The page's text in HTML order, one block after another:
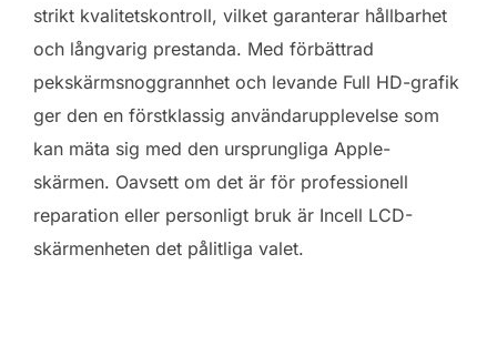
strikt kvalitetskontroll, vilket garanterar hållbarhet
och långvarig prestanda. Med förbättrad
pekskärmsnoggrannhet och levande Full HD-grafik
ger den en förstklassig användarupplevelse som
kan mäta sig med den ursprungliga Apple-
skärmen. Oavsett om det är för professionell
reparation eller personligt bruk är Incell LCD-
skärmenheten det pålitliga valet.